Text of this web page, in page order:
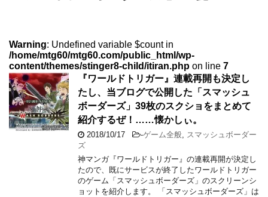
Warning: Undefined variable $count in
/home/mtg60/mtg60.com/public_html/wp-
content/themes/stinger8-child/itiran.php on line 7
『ワールドトリガー』連載再開も決定し
たし、当ブログで公開した「スマッシュ
ボーダーズ」39枚のスクショをまとめて
紹介するぜ！……懐かしぃ。
2018/10/17 -ゲーム全般, スマッシュボーダー
ズ
神マンガ『ワールドトリガー』の連載再開が決定し
たので、既にサービスが終了したワールドトリガー
のゲーム「スマッシュボーダーズ」のスクリーンシ
ョットを紹介します。 「スマッシュボーダーズ」は